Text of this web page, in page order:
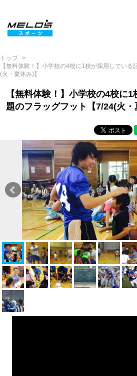
トップ
【無料体験！】小学校の4校に1校が採用してい
(火・夏休み)】
【無料体験！】小学校の4校に
題のフラッグフット【7/24(火・